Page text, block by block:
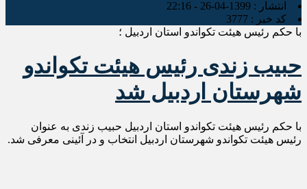
انتشار : 1399-04-26 - 22:16
کد خبر : 3777
با حکم رئیس هیئت تکواندو استان اردبیل ؛
حبیب زندی رئیس هیئت تکواندو
شهرستان اردبیل شد
با حکم رئیس هیئت تکواندو استان اردبیل حبیب زندی به عنوان
رئیس هیئت تکواندو شهرستان اردبیل انتخاب و در آئینی معرفی شد.